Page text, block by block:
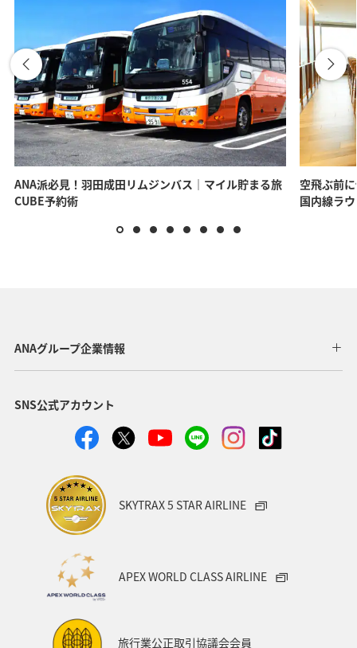
ANA派必見！羽田成田リムジンバス｜マイル貯まる旅
CUBE予約術
空飛ぶ前
国内線ラ
ANAグループ企業情報
SNS公式アカウント
SKYTRAX 5 STAR AIRLINE
APEX WORLD CLASS AIRLINE
旅行業公正取引協議会会員